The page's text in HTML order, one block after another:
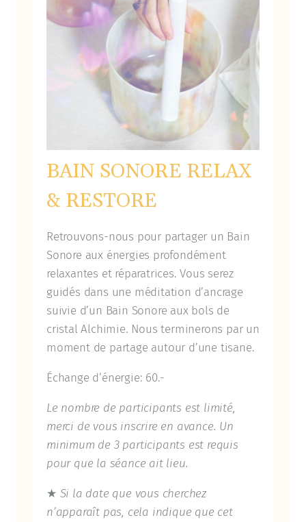
BAIN SONORE RELAX
& RESTORE
Retrouvons-nous pour partager un Bain
Sonore aux énergies profondément
relaxantes et réparatrices. Vous serez
guidés dans une méditation d’ancrage
suivie d’un Bain Sonore aux bols de
cristal Alchimie. Nous terminerons par un
moment de partage autour d’une tisane.
Échange d’énergie: 60.-
Le nombre de participants est limité,
merci de vous inscrire en avance. Un
minimum de 3 participants est requis
pour que la séance ait lieu.
★ Si la date que vous cherchez
n’apparaît pas, cela indique que cet